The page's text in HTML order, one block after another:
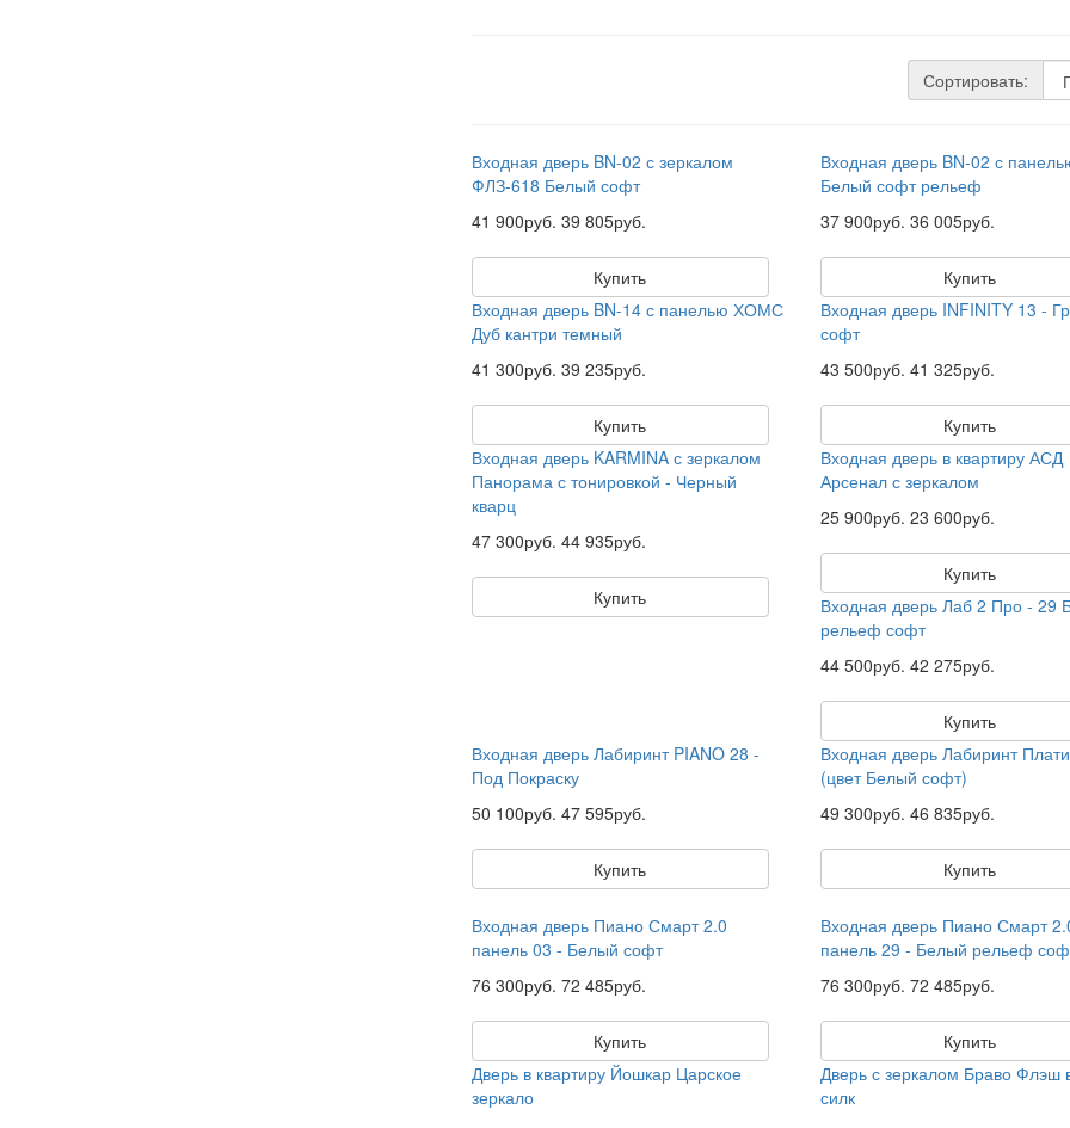
Сортировать:
Входная дверь BN-02 с зеркалом
ФЛЗ-618 Белый софт
41 900руб. 39 805руб.
Купить
Входная дверь BN-02 с
Белый софт рельеф
37 900руб. 36 005руб.
Купить
Входная дверь BN-14 с панелью ХОМС
Дуб кантри темный
41 300руб. 39 235руб.
Купить
Входная дверь INFINITY 13 -
софт
43 500руб. 41 325руб.
Купить
Входная дверь KARMINA с зеркалом
Панорама с тонировкой - Черный
кварц
47 300руб. 44 935руб.
Купить
Входная дверь в квартиру АСД
Арсенал с зеркалом
25 900руб. 23 600руб.
Купить
Входная дверь Лаб 2 Про - 29
рельеф софт
44 500руб. 42 275руб.
Купить
Входная дверь Лабиринт PIANO 28 -
Под Покраску
50 100руб. 47 595руб.
Купить
Входная дверь Лабиринт
(цвет Белый софт)
49 300руб. 46 835руб.
Купить
Входная дверь Пиано Смарт 2.0
панель 03 - Белый софт
76 300руб. 72 485руб.
Купить
Входная дверь Пиано Смарт
панель 29 - Белый рельеф
76 300руб. 72 485руб.
Купить
Дверь в квартиру Йошкар Царское
зеркало
Дверь с зеркалом Браво Флэш
силк